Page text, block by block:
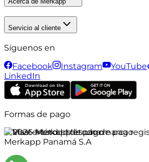
Servicio al cliente
Síguenos en
Facebook
Instagram YouTube
LinkedIn
Formas de pago
©2026Merkapp es una marca
Merkapp Panamá S.A